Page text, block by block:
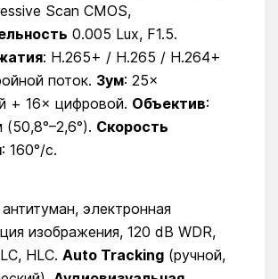
Scan CMOS,
0.005 Lux, F1.5.
: H.265+ / H.265 / H.264+
поток. Зум: 25×
+ 16× цифровой. Объектив:
(50,8°–2,6°). Скорость
: 160°/с.
электронная
изображения, 120 dB WDR,
HLC. Auto Tracking (ручной,